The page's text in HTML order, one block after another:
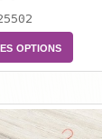
options